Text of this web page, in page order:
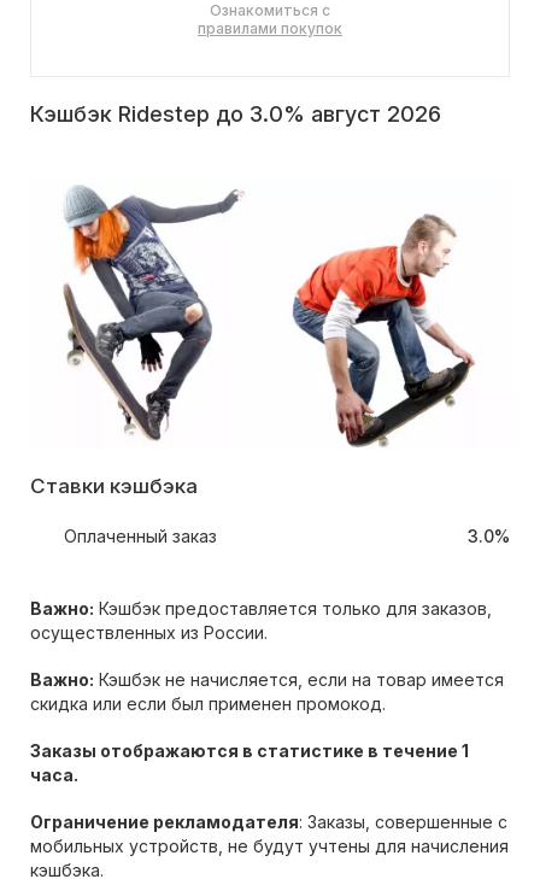
Ознакомиться с
правилами покупок
Кэшбэк Ridestep до 3.0% август 2026
Ставки кэшбэка
Оплаченный заказ 3.0%
Важно: Кэшбэк предоставляется только для заказов,
осуществленных из России.
Важно: Кэшбэк не начисляется, если на товар имеется
скидка или если был применен промокод.
Заказы отображаются в статистике в течение 1
часа.
Ограничение рекламодателя: Заказы, совершенные с
мобильных устройств, не будут учтены для начисления
кэшбэка.